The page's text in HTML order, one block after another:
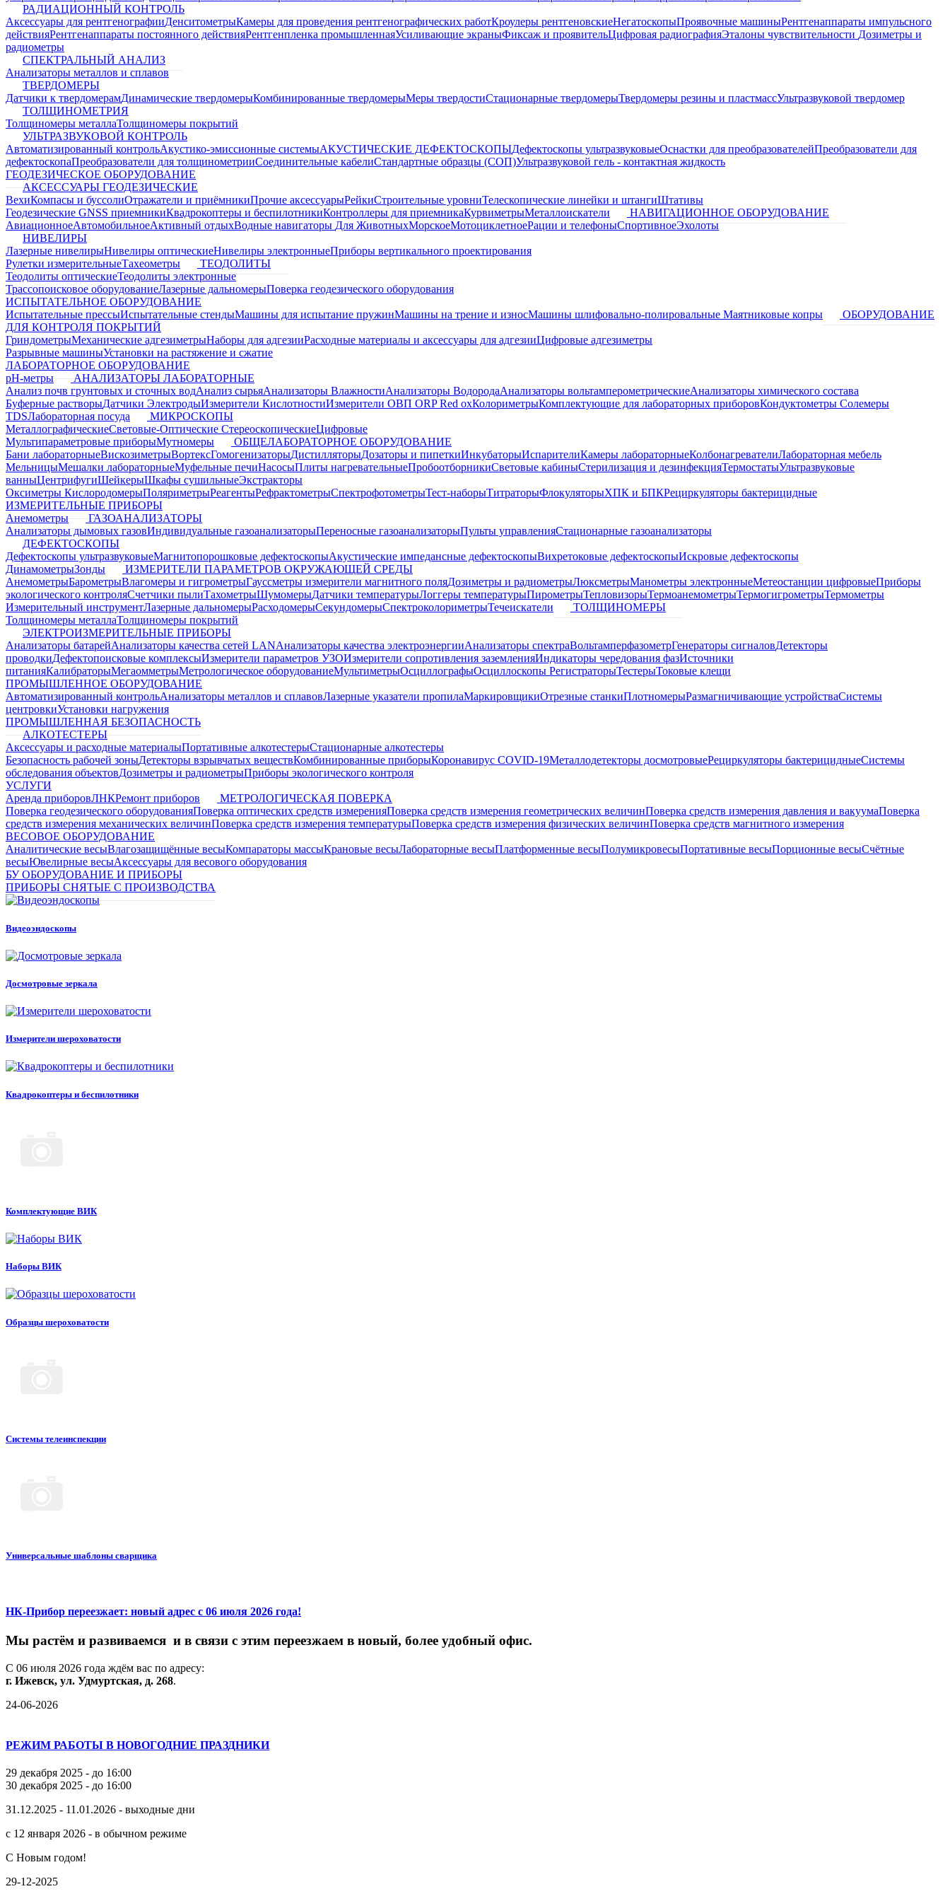
РАДИАЦИОННЫЙ КОНТРОЛЬ
Аксессуары для рентгенографииДенситометрыКамеры для проведения рентгенографических работКроулеры рентгеновскиеНегатоскопыПроявочные машиныРентгенаппараты импульсного
действияРентгенаппараты постоянного действияРентгенпленка промышленнаяУсиливающие экраныФиксаж и проявительЦифровая радиографияЭталоны чувствительности Дозиметры и
радиометры
СПЕКТРАЛЬНЫЙ АНАЛИЗ
Анализаторы металлов и сплавов
ТВЕРДОМЕРЫ
Датчики к твердомерамДинамические твердомерыКомбинированные твердомерыМеры твердостиСтационарные твердомерыТвердомеры резины и пластмассУльтразвуковой твердомер
ТОЛЩИНОМЕТРИЯ
Толщиномеры металлаТолщиномеры покрытий
УЛЬТРАЗВУКОВОЙ КОНТРОЛЬ
Автоматизированный контрольАкустико-эмиссионные системыАКУСТИЧЕСКИЕ ДЕФЕКТОСКОПЫДефектоскопы ультразвуковыеОснастки для преобразователейПреобразователи для
дефектоскопаПреобразователи для толщинометрииСоединительные кабелиСтандартные образцы (СОП)Ультразвуковой гель - контактная жидкость
ГЕОДЕЗИЧЕСКОЕ ОБОРУДОВАНИЕ
АКСЕССУАРЫ ГЕОДЕЗИЧЕСКИЕ
ВехиКомпасы и буссолиОтражатели и приёмникиПрочие аксессуарыРейкиСтроительные уровниТелескопические линейки и штангиШтативы
Геодезические GNSS приемникиКвадрокоптеры и беспилотникиКонтроллеры для приемникаКурвиметрыМеталлоискатели
НАВИГАЦИОННОЕ ОБОРУДОВАНИЕ
АвиационноеАвтомобильноеАктивный отдыхВодные навигаторы Для ЖивотныхМорскоеМотоциклетноеРации и телефоныСпортивноеЭхолоты
НИВЕЛИРЫ
Лазерные нивелирыНивелиры оптическиеНивелиры электронныеПриборы вертикального проектирования
Рулетки измерительныеТахеометры
ТЕОДОЛИТЫ
Теодолиты оптическиеТеодолиты электронные
Трассопоисковое оборудованиеЛазерные дальномерыПоверка геодезического оборудования
ИСПЫТАТЕЛЬНОЕ ОБОРУДОВАНИЕ
Испытательные прессыИспытательные стендыМашины для испытание пружинМашины на трение и износМашины шлифовально-полировальные Маятниковые копры
ОБОРУДОВАНИЕ
ДЛЯ КОНТРОЛЯ ПОКРЫТИЙ
ГриндометрыМеханические адгезиметрыНаборы для адгезииРасходные материалы и аксессуары для адгезииЦифровые адгезиметры
Разрывные машиныУстановки на растяжение и сжатие
ЛАБОРАТОРНОЕ ОБОРУДОВАНИЕ
pH-метры
АНАЛИЗАТОРЫ ЛАБОРАТОРНЫЕ
Анализ почв грунтовых и сточных водАнализ сырьяАнализаторы ВлажностиАнализаторы ВодородаАнализаторы вольтамперометрическиеАнализаторы химического состава
Буферные растворыДатчики ЭлектродыИзмерители КислотностиИзмерители ОВП ORP Red oxКолориметрыКомплектующие для лабораторных приборовКондуктометры Солемеры
TDSЛабораторная посуда
МИКРОСКОПЫ
МеталлографическиеСветовые-ОптическиеСтереоскопическиеЦифровые
Мультипараметровые приборыМутномеры
ОБЩЕЛАБОРАТОРНОЕ ОБОРУДОВАНИЕ
Бани лабораторныеВискозиметрыВортексГомогенизаторыДистилляторыДозаторы и пипеткиИнкубаторыИспарителиКамеры лабораторныеКолбонагревателиЛабораторная мебель
МельницыМешалки лабораторныеМуфельные печиНасосыПлиты нагревательныеПробоотборникиСветовые кабиныСтерилизация и дезинфекцияТермостатыУльтразвуковые
ванныЦентрифугиШейкерыШкафы сушильныеЭкстракторы
Оксиметры КислородомерыПоляриметрыРеагентыРефрактометрыСпектрофотометрыТест-наборыТитраторыФлокуляторыХПК и БПКРециркуляторы бактерицидные
ИЗМЕРИТЕЛЬНЫЕ ПРИБОРЫ
Анемометры
ГАЗОАНАЛИЗАТОРЫ
Анализаторы дымовых газовИндивидуальные газоанализаторыПереносные газоанализаторыПульты управленияСтационарные газоанализаторы
ДЕФЕКТОСКОПЫ
Дефектоскопы ультразвуковыеМагнитопорошковые дефектоскопыАкустические импедансные дефектоскопыВихретоковые дефектоскопыИскровые дефектоскопы
ДинамометрыЗонды
ИЗМЕРИТЕЛИ ПАРАМЕТРОВ ОКРУЖАЮЩЕЙ СРЕДЫ
АнемометрыБарометрыВлагомеры и гигрометрыГауссметры измерители магнитного поляДозиметры и радиометрыЛюксметрыМанометры электронныеМетеостанции цифровыеПриборы
экологического контроляСчетчики пылиТахометрыШумомерыДатчики температурыЛоггеры температурыПирометрыТепловизорыТермоанемометрыТермогигрометрыТермометры
Измерительный инструментЛазерные дальномерыРасходомерыСекундомерыСпектроколориметрыТечеискатели
ТОЛЩИНОМЕРЫ
Толщиномеры металлаТолщиномеры покрытий
ЭЛЕКТРОИЗМЕРИТЕЛЬНЫЕ ПРИБОРЫ
Анализаторы батарейАнализаторы качества сетей LANАнализаторы качества электроэнергииАнализаторы спектраВольтамперфазометрГенераторы сигналовДетекторы
проводкиДефектопоисковые комплексыИзмерители параметров УЗОИзмерители сопротивления заземленияИндикаторы чередования фазИсточники
питанияКалибраторыМегаомметрыМетрологическое оборудованиеМультиметрыОсциллографыОсциллоскопы РегистраторыТестерыТоковые клещи
ПРОМЫШЛЕННОЕ ОБОРУДОВАНИЕ
Автоматизированный контрольАнализаторы металлов и сплавовЛазерные указатели пропилаМаркировщикиОтрезные станкиПлотномерыРазмагничивающие устройстваСистемы
центровкиУстановки нагружения
ПРОМЫШЛЕННАЯ БЕЗОПАСНОСТЬ
АЛКОТЕСТЕРЫ
Аксессуары и расходные материалыПортативные алкотестерыСтационарные алкотестеры
Безопасность рабочей зоныДетекторы взрывчатых веществКомбинированные приборыКоронавирус COVID-19Металлодетекторы досмотровыеРециркуляторы бактерицидныеСистемы
обследования объектовДозиметры и радиометрыПриборы экологического контроля
УСЛУГИ
Аренда приборовЛНКРемонт приборов
МЕТРОЛОГИЧЕСКАЯ ПОВЕРКА
Поверка геодезического оборудованияПоверка оптических средств измеренияПоверка средств измерения геометрических величинПоверка средств измерения давления и вакуумаПоверка
средств измерения механических величинПоверка средств измерения температурыПоверка средств измерения физических величинПоверка средств магнитного измерения
ВЕСОВОЕ ОБОРУДОВАНИЕ
Аналитические весыВлагозащищённые весыКомпараторы массыКрановые весыЛабораторные весыПлатформенные весыПолумикровесыПортативные весыПорционные весыСчётные
весыЮвелирные весыАксессуары для весового оборудования
БУ ОБОРУДОВАНИЕ И ПРИБОРЫ
ПРИБОРЫ СНЯТЫЕ С ПРОИЗВОДСТВА
Видеоэндоскопы
Досмотровые зеркала
Измерители шероховатости
Квадрокоптеры и беспилотники
Комплектующие ВИК
Наборы ВИК
Образцы шероховатости
Системы телеинспекции
Универсальные шаблоны сварщика
НК-Прибор переезжает: новый адрес с 06 июля 2026 года!
Мы растём и развиваемся и в связи с этим переезжаем в новый, более удобный офис.
С 06 июля 2026 года ждём вас по адресу:
г. Ижевск, ул. Удмуртская, д. 268.
24-06-2026
РЕЖИМ РАБОТЫ В НОВОГОДНИЕ ПРАЗДНИКИ
29 декабря 2025 - до 16:00
30 декабря 2025 - до 16:00
31.12.2025 - 11.01.2026 - выходные дни
с 12 января 2026 - в обычном режиме
С Новым годом!
29-12-2025